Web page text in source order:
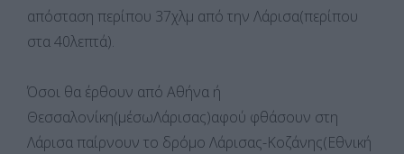
απόσταση περίπου 37χλμ από την Λάρισα(περίπου
στα 40λεπτά).
Όσοι θα έρθουν από Αθήνα ή
Θεσσαλονίκη(μέσωΛάρισας)αφού φθάσουν στη
Λάρισα παίρνουν το δρόμο Λάρισας-Κοζάνης(Εθνική